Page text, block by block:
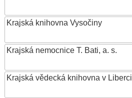
Krajská knihovna Vysočiny
Krajská nemocnice T. Bati, a. s.
Krajská vědecká knihovna v Liberci